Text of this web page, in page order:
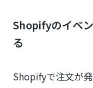
Shopifyのイベ
る
Shopifyで注文が